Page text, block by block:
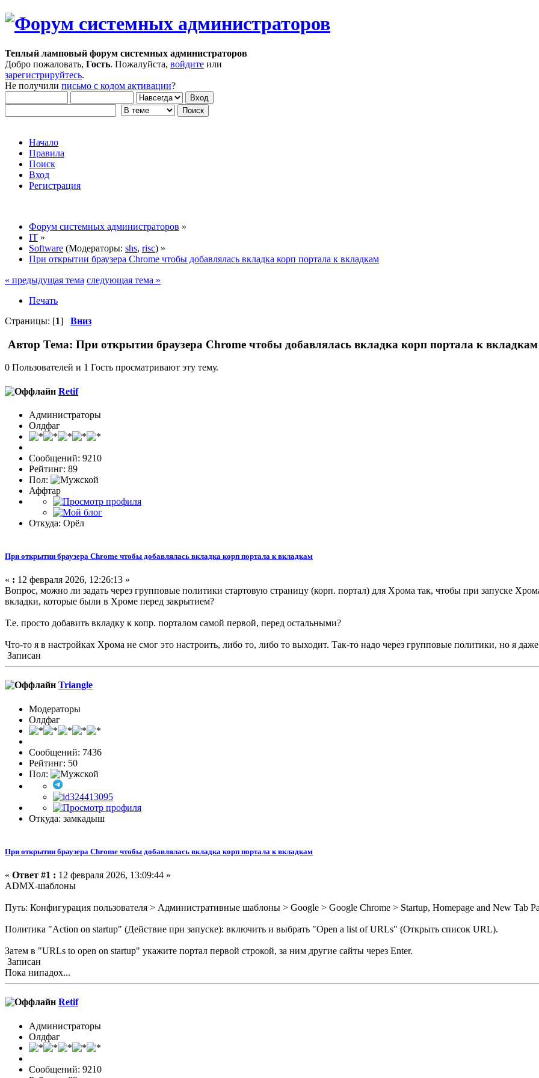
Теплый ламповый форум системных администраторов
Добро пожаловать, Гость. Пожалуйста, войдите или
зарегистрируйтесь.
Не получили письмо с кодом активации?
Начало
Правила
Поиск
Вход
Регистрация
Форум системных администраторов »
IT »
Software (Модераторы: shs, risc) »
При открытии браузера Chrome чтобы добавлялась вкладка корп портала к вкладкам
« предыдущая тема следующая тема »
Печать
Страницы: [1] Вниз
Автор Тема: При открытии браузера Chrome чтобы добавлялась вкладка корп портала к
0 Пользователей и 1 Гость просматривают эту тему.
Retif
Администраторы
Олдфаг
Сообщений: 9210
Рейтинг: 89
Пол:
Аффтар
Откуда: Орёл
При открытии браузера Chrome чтобы добавлялась вкладка корп портала к вкладкам
« : 12 февраля 2026, 12:26:13 »
Вопрос, можно ли задать через групповые политики стартовую страницу (корп. портал) для Хрома так, чтобы при запуске
вкладки, которые были в Хроме перед закрытием?
Т.е. просто добавить вкладку к копр. порталом самой первой, перед остальными?
Что-то я в настройках Хрома не смог это настроить, либо то, либо то выходит. Так-то надо через групповые политики, но я
Записан
Triangle
Модераторы
Олдфаг
Сообщений: 7436
Рейтинг: 50
Пол:
Откуда: замкадыш
При открытии браузера Chrome чтобы добавлялась вкладка корп портала к вкладкам
« Ответ #1 : 12 февраля 2026, 13:09:44 »
ADMX-шаблоны
Путь: Конфигурация пользователя > Административные шаблоны > Google > Google Chrome > Startup, Homepage and New Tab
Политика "Action on startup" (Действие при запуске): включить и выбрать "Open a list of URLs" (Открыть список URL).
Затем в "URLs to open on startup" укажите портал первой строкой, за ним другие сайты через Enter.
Записан
Пока нипадох...
Retif
Администраторы
Олдфаг
Сообщений: 9210